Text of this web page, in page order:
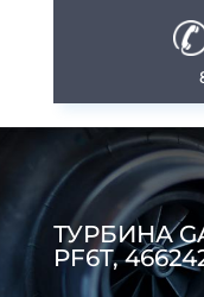
ТУРБИНА
PF6T,